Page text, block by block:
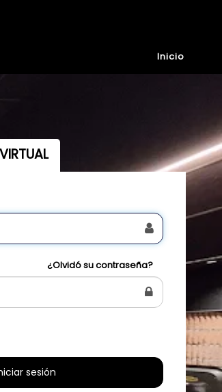
Inicio
¿Olvidó su contraseña?